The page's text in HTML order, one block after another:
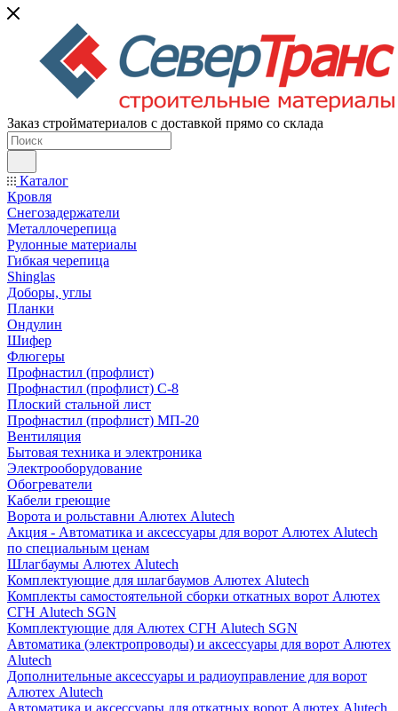
Заказ стройматериалов с доставкой прямо со склада
Каталог
Кровля
Снегозадержатели
Металлочерепица
Рулонные материалы
Гибкая черепица
Shinglas
Доборы, углы
Планки
Ондулин
Шифер
Флюгеры
Профнастил (профлист)
Профнастил (профлист) С-8
Плоский стальной лист
Профнастил (профлист) МП-20
Вентиляция
Бытовая техника и электроника
Электрооборудование
Обогреватели
Кабели греющие
Ворота и рольставни Алютех Alutech
Акция - Автоматика и аксессуары для ворот Алютех Alutech
по специальным ценам
Шлагбаумы Алютех Alutech
Комплектующие для шлагбаумов Алютех Alutech
Комплекты самостоятельной сборки откатных ворот Алютех
СГН Alutech SGN
Комплектующие для Алютех СГН Alutech SGN
Автоматика (электропроводы) и аксессуары для ворот Алютех
Alutech
Дополнительные аксессуары и радиоуправление для ворот
Алютех Alutech
Автоматика и аксессуары для откатных ворот Алютех Alutech